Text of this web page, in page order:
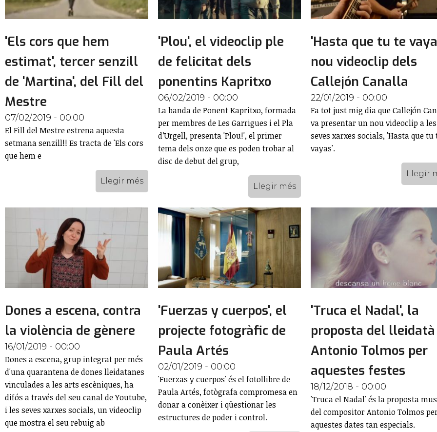
'Els cors que hem
estimat', tercer senzill
de 'Martina', del Fill del
Mestre
07/02/2019 - 00:00
El Fill del Mestre estrena aquesta
setmana senzill!! Es tracta de 'Els cors
que hem e
Llegir més
'Plou', el videoclip ple
de felicitat dels
ponentins Kapritxo
06/02/2019 - 00:00
La banda de Ponent Kapritxo, formada
per membres de Les Garrigues i el Pla
d’Urgell, presenta 'Plou!', el primer
tema dels onze que es poden trobar al
disc de debut del grup,
Llegir més
'Hasta que tu te
nou videoclip dels
Callejón Canalla
22/01/2019 - 00:00
Fa tot just mig dia que Callejón
va presentar un nou videoclip a les
seves xarxes socials, 'Hasta que tu
vayas'.
Llegir
Dones a escena, contra
la violència de gènere
16/01/2019 - 00:00
Dones a escena, grup integrat per més
d'una quarantena de dones lleidatanes
vinculades a les arts escèniques, ha
difós a través del seu canal de Youtube,
i les seves xarxes socials, un videoclip
que mostra el seu rebuig ab
'Fuerzas y cuerpos', el
projecte fotogràfic de
Paula Artés
02/01/2019 - 00:00
'Fuerzas y cuerpos' és el fotollibre de
Paula Artés, fotògrafa compromesa en
donar a conèixer i qüestionar les
estructures de poder i control.
'Truca el Nadal', la
proposta del lleidatà
Antonio Tolmos per
aquestes festes
18/12/2018 - 00:00
'Truca el Nadal' és la proposta
del compositor Antonio Tolmos
aquestes dates tan especials.